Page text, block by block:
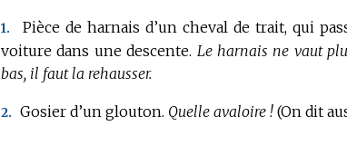
1.
Pièce de harnais d’un cheval de trait, qui
voiture dans une descente. Le harnais ne vaut
bas, il faut la rehausser.
2. Gosier d’un glouton. Quelle avaloire ! (On dit